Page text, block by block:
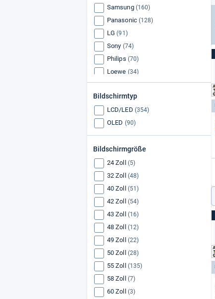
Samsung (160)
Panasonic (128)
LG (91)
Sony (74)
Philips (70)
Loewe (34)
Grundig (14)
Thomson (9)
Pioneer (9)
Bildschirmtyp
LCD/LED (354)
OLED (90)
Bildschirmgröße
24 Zoll (5)
32 Zoll (48)
40 Zoll (51)
42 Zoll (54)
43 Zoll (16)
48 Zoll (12)
49 Zoll (22)
50 Zoll (28)
55 Zoll (135)
58 Zoll (7)
60 Zoll (3)